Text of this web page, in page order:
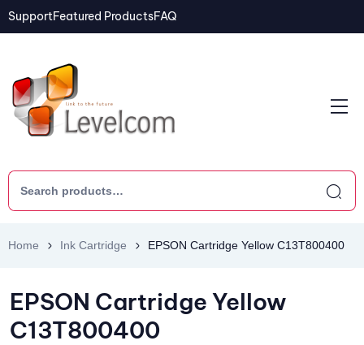
SupportFeatured ProductsFAQ
Home Ink Cartridge EPSON Cartridge Yellow C13T800400
EPSON Cartridge Yellow
C13T800400